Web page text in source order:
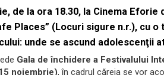
de la ora 18.30, la Cinema
Places” (Locuri sigure n.r.), cu
unde se ascund adolescenţii
Gala de închidere a Festivalului
noiembrie), în cadrul căreia se vor